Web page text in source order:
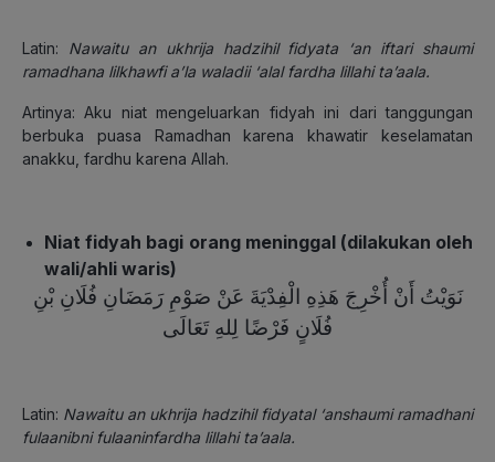
Latin: Nawaitu an ukhrija hadzihil fidyata ‘an iftari shaumi
ramadhana lilkhawfi a’la waladii ‘alal fardha lillahi ta’aala.
Artinya: Aku niat mengeluarkan fidyah ini dari tanggungan
berbuka puasa Ramadhan karena khawatir keselamatan
anakku, fardhu karena Allah.
Niat fidyah bagi orang meninggal (dilakukan oleh
wali/ahli waris)
نَوَيْتُ أَنْ أُخْرِجَ هَذِهِ الْفِدْيَةَ عَنْ صَوْمِ رَمَضَانِ فُلَانِ بْنِ
فُلَانٍ فَرْضًا لِلهِ تَعَالَى
Latin: Nawaitu an ukhrija hadzihil fidyatal ‘anshaumi ramadhani
fulaanibni fulaaninfardha lillahi ta’aala.